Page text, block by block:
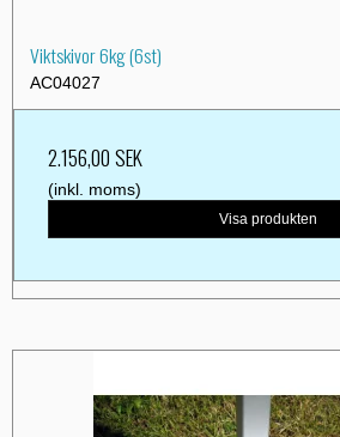
Viktskivor 6kg (6st)
AC04027
2.156,00 SEK
(inkl. moms)
Visa produkten